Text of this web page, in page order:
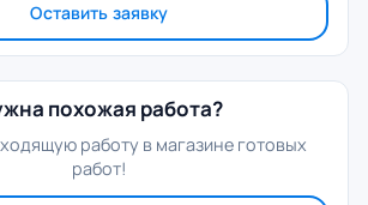
Оставить заявку
похожая работа?
работу в магазине готовых
работ!